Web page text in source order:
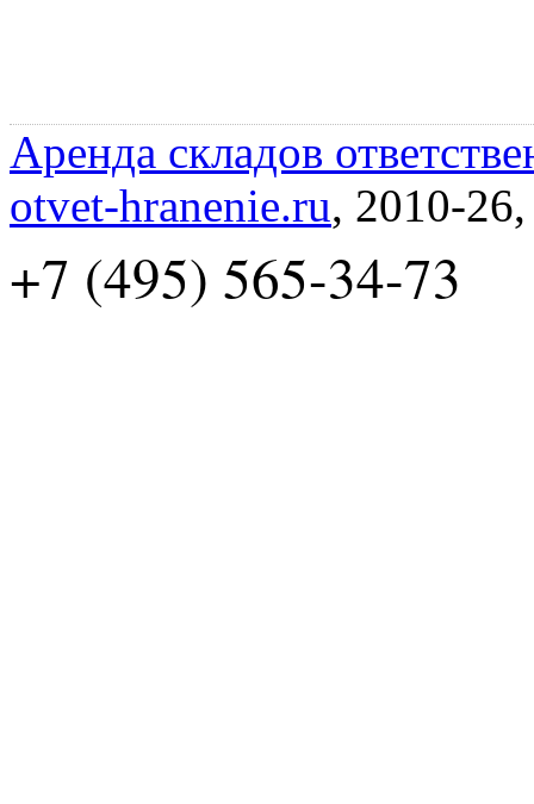
Аренда складов
otvet-hranenie.ru, 2010-
+7 (495) 565-34-73